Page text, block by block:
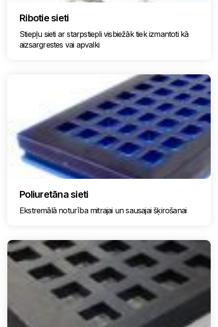
Ribotie sieti
Stiepļu sieti ar starpstiepli visbiežāk tiek izmantoti kā
aizsargrestes vai apvalki
Poliuretāna sieti
Ekstremālā noturība mitrajai un sausajai šķirošanai